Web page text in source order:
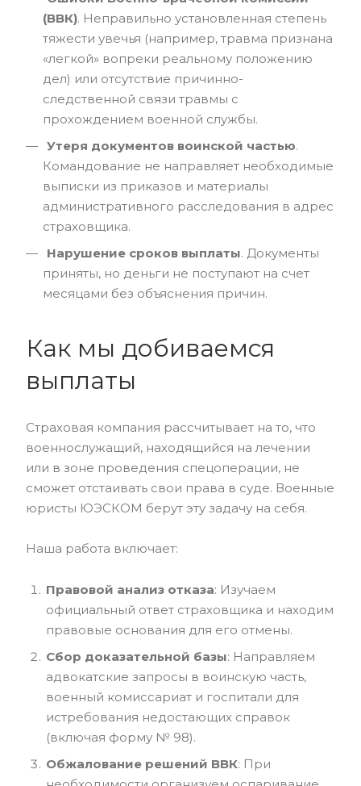
(ВВК). Неправильно установленная степень
тяжести увечья (например, травма признана
«легкой» вопреки реальному положению
дел) или отсутствие причинно-
следственной связи травмы с
прохождением военной службы.
Утеря документов воинской частью.
Командование не направляет необходимые
выписки из приказов и материалы
административного расследования в адрес
страховщика.
Нарушение сроков выплаты. Документы
приняты, но деньги не поступают на счет
месяцами без объяснения причин.
Как мы добиваемся
выплаты
Страховая компания рассчитывает на то, что
военнослужащий, находящийся на лечении
или в зоне проведения спецоперации, не
сможет отстаивать свои права в суде. Военные
юристы ЮЭСКОМ берут эту задачу на себя.
Наша работа включает:
Правовой анализ отказа: Изучаем
официальный ответ страховщика и находим
правовые основания для его отмены.
Сбор доказательной базы: Направляем
адвокатские запросы в воинскую часть,
военный комиссариат и госпитали для
истребования недостающих справок
(включая форму № 98).
Обжалование решений ВВК: При